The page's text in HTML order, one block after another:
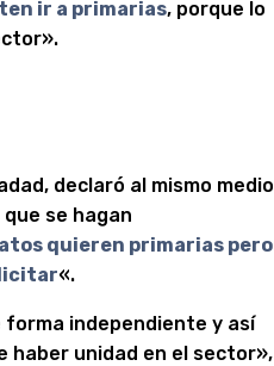
ir a primarias, porque lo
declaró al mismo medio
se hagan
quieren primarias pero
«.
forma independiente y así
haber unidad en el sector»,